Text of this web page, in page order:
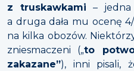
z truskawkami – jedna
a druga dała mu ocenę
na kilka obozów.
zniesmaczeni („to
zakazane”), inni pisali,